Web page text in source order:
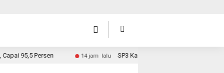
Persen 14 jam lalu SP3 Kades Sungai Rambai, Hari Ini Surat